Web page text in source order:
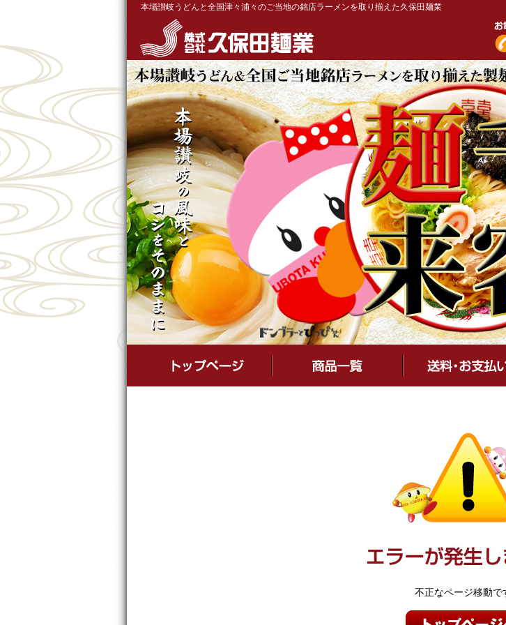
本場讃岐うどんと全国津々浦々のご当地の銘店ラーメンを取り揃えた久保田麺業
不正なページ移動で